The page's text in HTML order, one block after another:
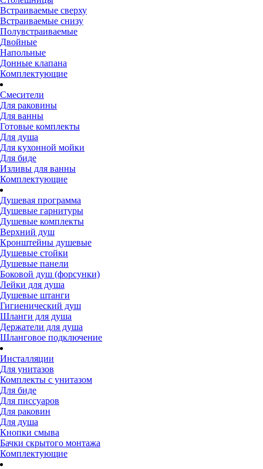
Встраиваемые сверху
Встраиваемые снизу
Полувстраиваемые
Двойные
Напольные
Донные клапана
Комплектующие
Смесители
Для раковины
Для ванны
Готовые комплекты
Для душа
Для кухонной мойки
Для биде
Изливы для ванны
Комплектующие
Душевая программа
Душевые гарнитуры
Душевые комплекты
Верхний душ
Кронштейны душевые
Душевые стойки
Душевые панели
Боковой душ (форсунки)
Лейки для душа
Душевые штанги
Гигиенический душ
Шланги для душа
Держатели для душа
Шланговое подключение
Инсталляции
Для унитазов
Комплекты с унитазом
Для биде
Для писсуаров
Для раковин
Для душа
Кнопки смыва
Бачки скрытого монтажа
Комплектующие